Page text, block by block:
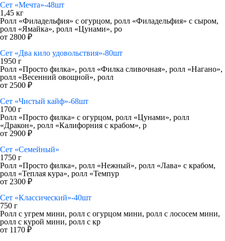
Сет «Мечта»-48шт
1,45 кг
Ролл «Филадельфия» с огурцом, ролл «Филадельфия» с сыром,
ролл «Ямайка», ролл «Цунами», ро
от 2800 ₽
Сет «Два кило удовольствия»-80шт
1950 г
Ролл «Просто филка», ролл «Филка сливочная», ролл «Нагано»,
ролл «Весенний овощной», ролл
от 2500 ₽
Сет «Чистый кайф»-68шт
1700 г
Ролл «Просто филка» с огурцом, ролл «Цунами», ролл
«Дракон», ролл «Калифорния с крабом», р
от 2900 ₽
Сет «Семейный»
1750 г
Ролл «Просто филка», ролл «Нежный», ролл «Лава» с крабом,
ролл «Теплая кура», ролл «Темпур
от 2300 ₽
Сет «Классический»-40шт
750 г
Ролл с угрем мини, ролл с огурцом мини, ролл с лососем мини,
ролл с курой мини, ролл с кр
от 1170 ₽